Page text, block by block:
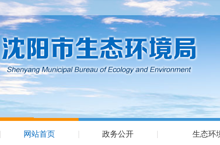
网站首页 政务公开 生态环